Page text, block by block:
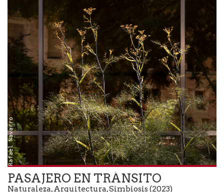
Rafael Navarro
PASAJERO EN TRÁNSITO
Naturaleza, Arquitectura, Simbiosis (2023)